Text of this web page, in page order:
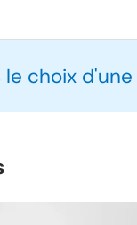
le choix d'une